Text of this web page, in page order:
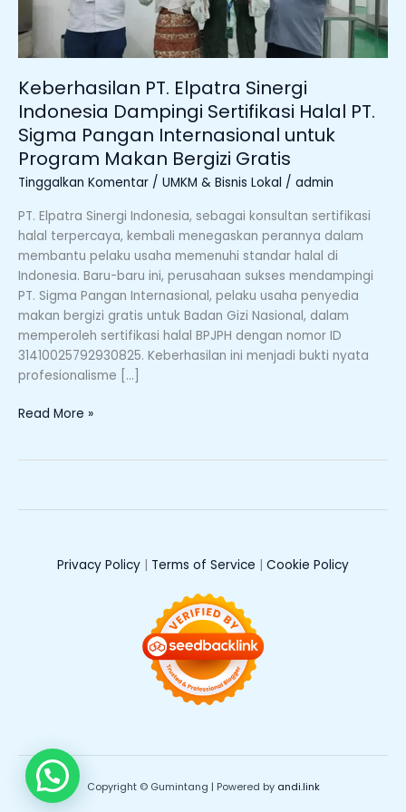
Keberhasilan PT. Elpatra Sinergi
Indonesia Dampingi Sertifikasi Halal PT.
Sigma Pangan Internasional untuk
Program Makan Bergizi Gratis
Tinggalkan Komentar / UMKM & Bisnis Lokal / admin
PT. Elpatra Sinergi Indonesia, sebagai konsultan sertifikasi
halal terpercaya, kembali menegaskan perannya dalam
membantu pelaku usaha memenuhi standar halal di
Indonesia. Baru-baru ini, perusahaan sukses mendampingi
PT. Sigma Pangan Internasional, pelaku usaha penyedia
makan bergizi gratis untuk Badan Gizi Nasional, dalam
memperoleh sertifikasi halal BPJPH dengan nomor ID
31410025792930825. Keberhasilan ini menjadi bukti nyata
profesionalisme […]
Sigma
Pangan
untuk
Program
Makan
Bergizi
Gratis
Read More »
Privacy Policy Terms of Service Cookie Policy
Copyright © Gumintang | Powered by andi.link